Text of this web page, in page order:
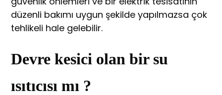
düzenli bakımı uygun şekilde yapılmazsa çok
tehlikeli hale gelebilir.
Devre kesici olan bir su
ısıtıcısı mı ?